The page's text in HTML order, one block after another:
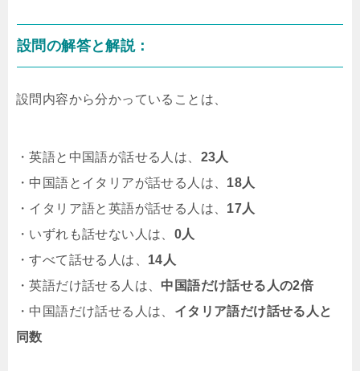
設問の解答と解説：
設問内容から分かっていることは、
・英語と中国語が話せる人は、 23人
・中国語とイタリアが話せる人は、 18人
・イタリア語と英語が話せる人は、 17人
・いずれも話せない人は、 0人
・すべて話せる人は、 14人
・英語だけ話せる人は、 中国語だけ話せる人の2倍
・中国語だけ話せる人は、 イタリア語だけ話せる人と
同数